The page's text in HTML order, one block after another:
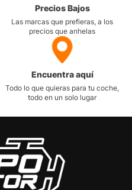
Precios Bajos
Las marcas que prefieras, a los
precios que anhelas
Encuentra aquí
Todo lo que quieras para tu coche,
todo en un solo lugar